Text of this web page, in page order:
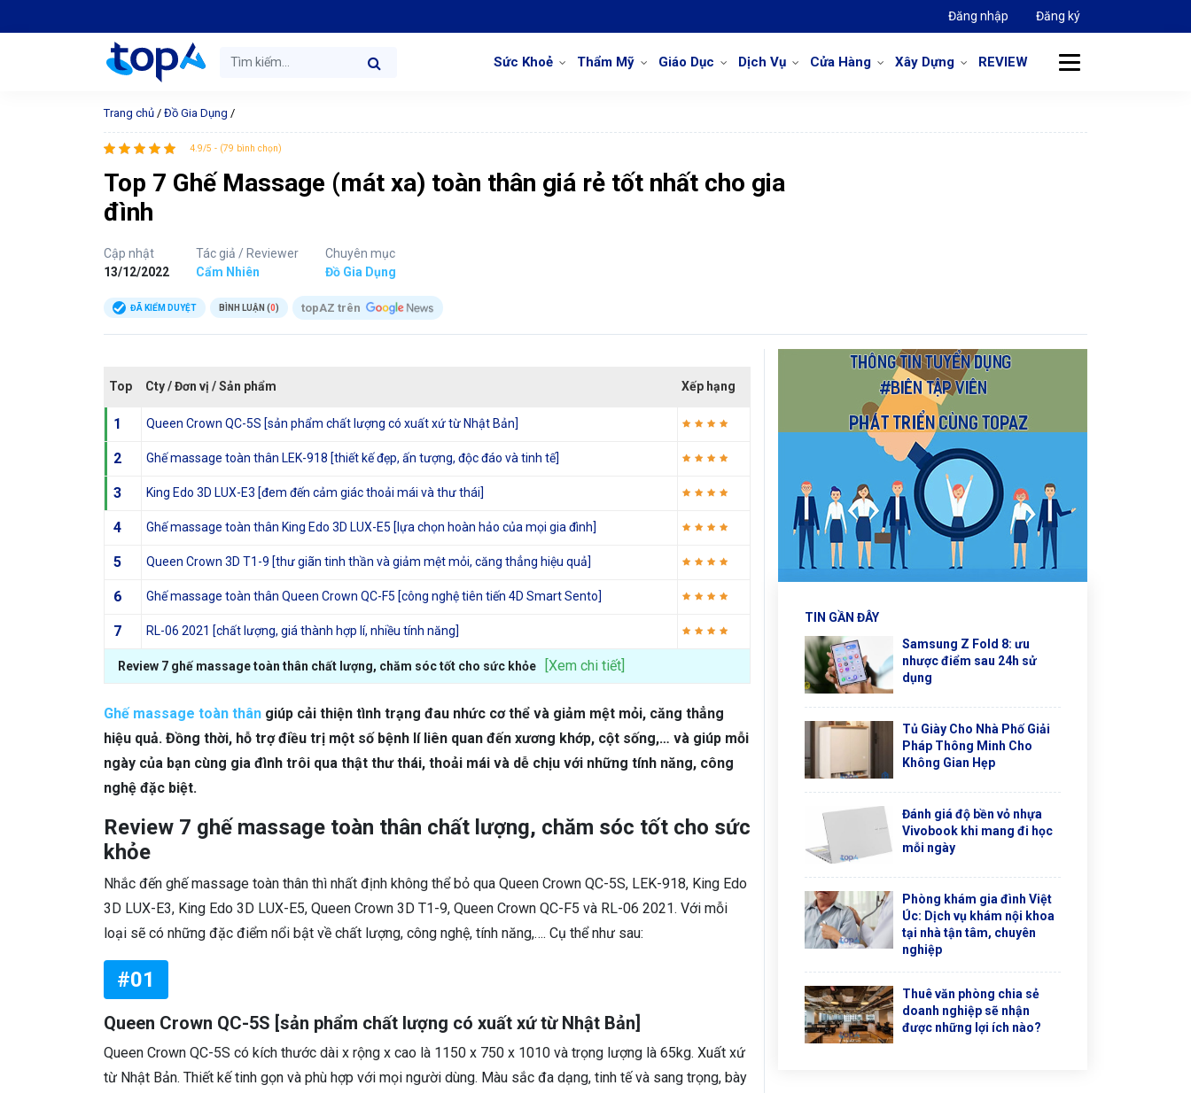
Đăng nhập Đăng ký
Sức Khoẻ Thẩm Mỹ Giáo Dục Dịch Vụ Cửa Hàng Xây Dựng REVIEW
Trang chủ / Đồ Gia Dụng /
4.9/5 - (79 bình chọn)
Top 7 Ghế Massage (mát xa) toàn thân giá rẻ tốt nhất cho gia
đình
Cập nhật
13/12/2022
Tác giả / Reviewer
Cẩm Nhiên
Chuyên mục
Đồ Gia Dụng
ĐÃ KIỂM DUYỆT BÌNH LUẬN (0) topAZ trên
Top Cty / Đơn vị / Sản phẩm Xếp hạng
1 Queen Crown QC-5S [sản phẩm chất lượng có xuất xứ từ Nhật Bản]
2 Ghế massage toàn thân LEK-918 [thiết kế đẹp, ấn tượng, độc đáo và tinh tế]
3 King Edo 3D LUX-E3 [đem đến cảm giác thoải mái và thư thái]
4 Ghế massage toàn thân King Edo 3D LUX-E5 [lựa chọn hoàn hảo của mọi gia đình]
5 Queen Crown 3D T1-9 [thư giãn tinh thần và giảm mệt mỏi, căng thẳng hiệu quả]
6 Ghế massage toàn thân Queen Crown QC-F5 [công nghệ tiên tiến 4D Smart Sento]
7 RL-06 2021 [chất lượng, giá thành hợp lí, nhiều tính năng]
Review 7 ghế massage toàn thân chất lượng, chăm sóc tốt cho sức khỏe [Xem chi tiết]
Ghế massage toàn thân giúp cải thiện tình trạng đau nhức cơ thể và giảm mệt mỏi, căng thẳng
hiệu quả. Đồng thời, hỗ trợ điều trị một số bệnh lí liên quan đến xương khớp, cột sống,… và giúp mỗi
ngày của bạn cùng gia đình trôi qua thật thư thái, thoải mái và dễ chịu với những tính năng, công
nghệ đặc biệt.
Review 7 ghế massage toàn thân chất lượng, chăm sóc tốt cho sức
khỏe
Nhắc đến ghế massage toàn thân thì nhất định không thể bỏ qua Queen Crown QC-5S, LEK-918, King Edo
3D LUX-E3, King Edo 3D LUX-E5, Queen Crown 3D T1-9, Queen Crown QC-F5 và RL-06 2021. Với mỗi
loại sẽ có những đặc điểm nổi bật về chất lượng, công nghệ, tính năng,…. Cụ thể như sau:
#01
Queen Crown QC-5S [sản phẩm chất lượng có xuất xứ từ Nhật Bản]
Queen Crown QC-5S có kích thước dài x rộng x cao là 1150 x 750 x 1010 và trọng lượng là 65kg. Xuất xứ
từ Nhật Bản. Thiết kế tinh gọn và phù hợp với mọi người dùng. Màu sắc đa dạng, tinh tế và sang trọng, bày
TIN GẦN ĐÂY
Samsung Z Fold 8: ưu
nhược điểm sau 24h sử
dụng
Tủ Giày Cho Nhà Phố Giải
Pháp Thông Minh Cho
Không Gian Hẹp
Đánh giá độ bền vỏ nhựa
Vivobook khi mang đi học
mỗi ngày
Phòng khám gia đình Việt
Úc: Dịch vụ khám nội khoa
tại nhà tận tâm, chuyên
nghiệp
Thuê văn phòng chia sẻ
doanh nghiệp sẽ nhận
được những lợi ích nào?